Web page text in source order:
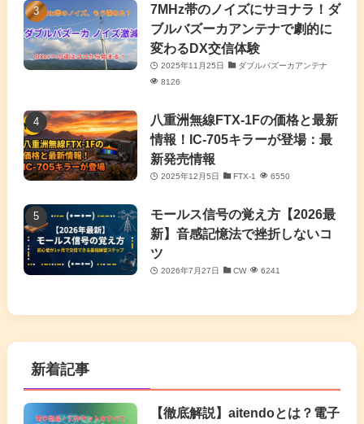
(11)
7MHz帯のノイズにサヨナラ！ダ
ブルバズーカアンテナで劇的に
変わるDX交信体験
2025年11月25日
ダブルバズーカアンテナ
8126
八重洲無線FTX-1Fの価格と最新
情報！IC-705キラーが登場：最
新発売情報
2025年12月5日 FTX-1 6550
モールス信号の覚え方【2026最
新】音感記憶法で挫折しないコ
ツ
2026年7月27日 CW 6241
新着記事
【徹底解説】aitendoとは？電子